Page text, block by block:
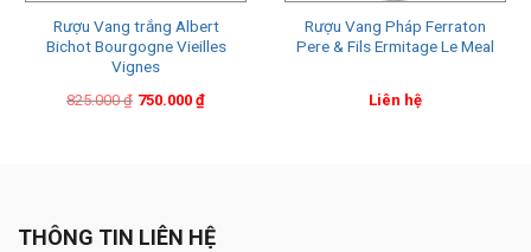
Rượu Vang trắng Albert
Bichot Bourgogne Vieilles
Vignes
825.000₫
Original
750.000 ₫
Current
Rượu Vang Pháp Ferraton
Pere & Fils Ermitage Le Meal
Liên hệ
THÔNG TIN LIÊN HỆ